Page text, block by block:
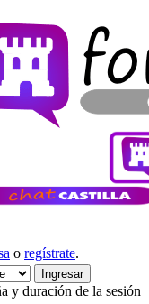
o regístrate.
y duración de la sesión